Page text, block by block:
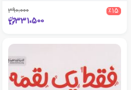
٪15 390،000
331،500